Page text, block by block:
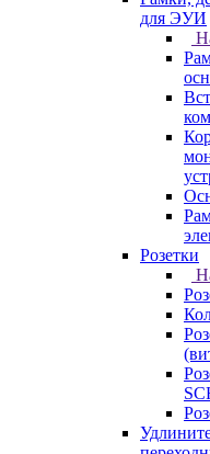
для ЭУИ
Розетки